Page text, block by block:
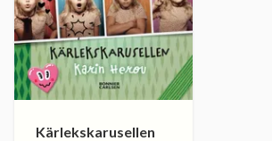
Kärlekskarusellen